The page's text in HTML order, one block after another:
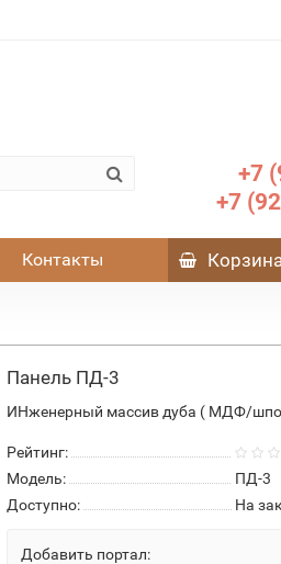
+7
+7
Контакты
Панель ПД-3
ИНженерный массив дуба ( МДФ/
Рейтинг:
Модель:
ПД-3
Доступно:
На
Добавить портал: